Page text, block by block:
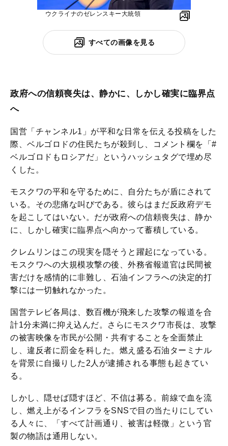
ウクライナのゼレンスキー大統領
すべての画像を見る
政府への信頼喪失は、静かに、しかし確実に臨界点
へ
国営「チャンネル1」が平和な日常を伝える投稿をした
際、ベルゴロドの住民たちが殺到し、コメント欄を「#
ベルゴロドもロシアだ」というハッシュタグで埋め尽
くした。
モスクワの平和を守るために、自分たちが盾にされて
いる。その悲痛な叫びである。彼らはまだ反政府デモ
を起こしてはいない。だが政府への信頼喪失は、静か
に、しかし確実に臨界点へ向かって蓄積している。
クレムリンはこの現実を隠そうと躍起になっている。
モスクワへの大規模攻撃の後、外務省報道官は民間被
害だけを感情的に非難し、石油インフラへの決定的打
撃には一切触れなかった。
国営テレビ各局は、数百機が飛来した攻撃の報道を合
計1分未満に抑え込んだ。さらにモスクワ市長は、攻撃
の被害映像を市民が公開・共有することを全面禁止
し、違反者に罰金を科した。燃え盛る石油ターミナル
を背景に自撮りした2人が逮捕される事態も起きてい
る。
しかし、隠せば隠すほど、不信は募る。前線で血を流
し、燃え上がるインフラをSNSで目の当たりにしてい
る人々に、「すべて計画通り、被害は軽微」という官
製の物語は通用しない。